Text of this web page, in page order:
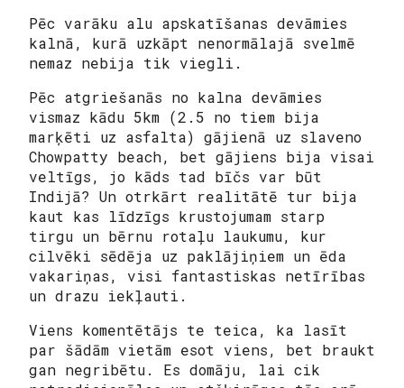
Pēc varāku alu apskatīšanas devāmies
kalnā, kurā uzkāpt nenormālajā svelmē
nemaz nebija tik viegli.
Pēc atgriešanās no kalna devāmies
vismaz kādu 5km (2.5 no tiem bija
marķēti uz asfalta) gājienā uz slaveno
Chowpatty beach, bet gājiens bija visai
veltīgs, jo kāds tad bīčs var būt
Indijā? Un otrkārt realitātē tur bija
kaut kas līdzīgs krustojumam starp
tirgu un bērnu rotaļu laukumu, kur
cilvēki sēdēja uz paklājiņiem un ēda
vakariņas, visi fantastiskas netīrības
un drazu iekļauti.
Viens komentētājs te teica, ka lasīt
par šādām vietām esot viens, bet braukt
gan negribētu. Es domāju, lai cik